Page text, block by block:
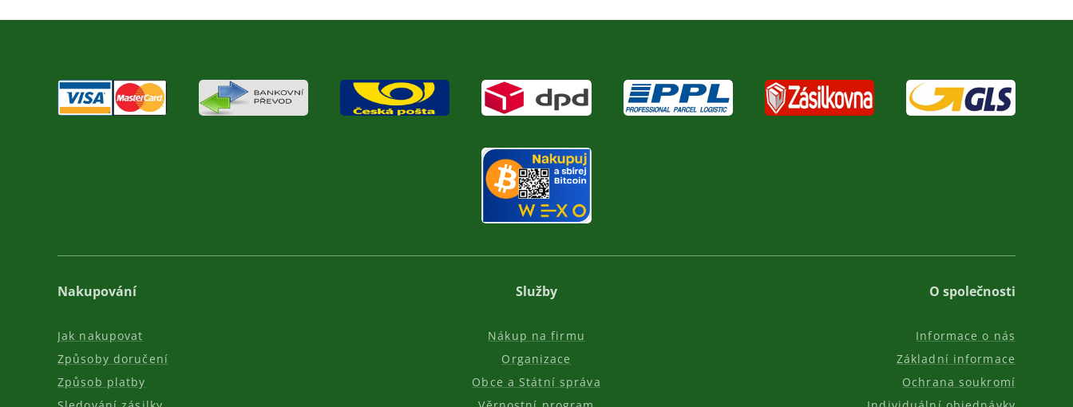
Nakupování
Jak nakupovat
Způsoby doručení
Způsob platby
Služby
Nákup na firmu
Organizace
Obce a Státní správa
O společnosti
Informace o nás
Základní informace
Ochrana soukromí